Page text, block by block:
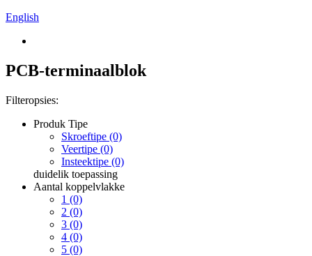
English
PCB-terminaalblok
Filteropsies:
Produk Tipe
Skroeftipe (0)
Veertipe (0)
Insteektipe (0)
duidelik toepassing
Aantal koppelvlakke
1 (0)
2 (0)
3 (0)
4 (0)
5 (0)